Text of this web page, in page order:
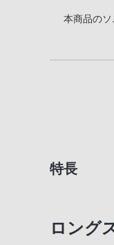
本商品の
特長
ロング